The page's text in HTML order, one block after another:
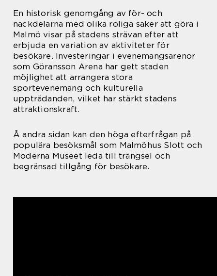
En historisk genomgång av för- och
nackdelarna med olika roliga saker att göra i
Malmö visar på stadens strävan efter att
erbjuda en variation av aktiviteter för
besökare. Investeringar i evenemangsarenor
som Göransson Arena har gett staden
möjlighet att arrangera stora
sportevenemang och kulturella
uppträdanden, vilket har stärkt stadens
attraktionskraft.
Å andra sidan kan den höga efterfrågan på
populära besöksmål som Malmöhus Slott och
Moderna Museet leda till trängsel och
begränsad tillgång för besökare.